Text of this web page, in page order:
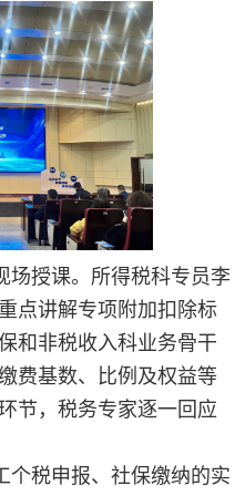
场授课。所得税科专员李
点讲解专项附加扣除标
和非税收入科业务骨干
费基数、比例及权益等
节，税务专家逐一回应
个税申报、社保缴纳的实